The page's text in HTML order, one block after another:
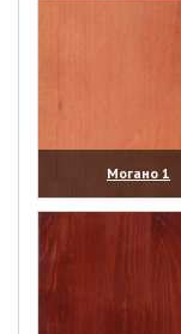
Могано 1
(увеличить)